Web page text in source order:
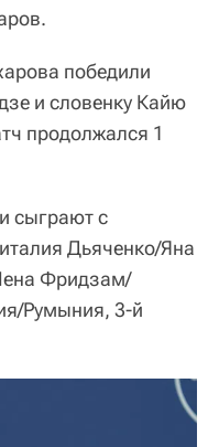
победили
и словенку Кайю
продолжался 1
сыграют с
Дьяченко/Яна
Фридзам/
Румыния, 3-й